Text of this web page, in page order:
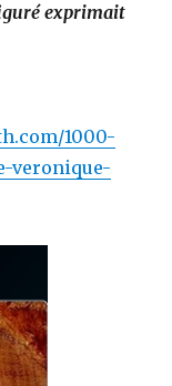
exprimait
1000-
veronique-